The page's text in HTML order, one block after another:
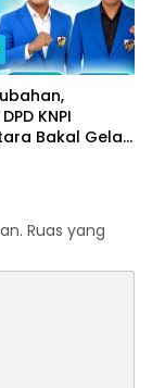
KNPI
Bakal Gelar
Ruas yang